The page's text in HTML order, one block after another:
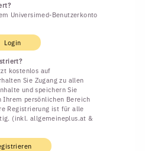
Universimed-Benutzerkonto
Login
kostenlos auf
Sie Zugang zu allen
und speichern Sie
Ihrem persönlichen Bereich
Registrierung ist für alle
(inkl. allgemeineplus.at &